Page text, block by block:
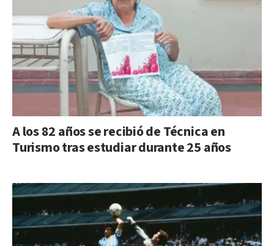
A los 82 años se recibió de Técnica en
Turismo tras estudiar durante 25 años